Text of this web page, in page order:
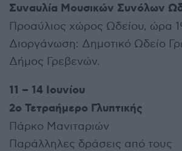
Συναυλία Μουσικών Συνόλων
Προαύλιος χώρος Ωδείου, ώρα
Διοργάνωση: Δημοτικό Ωδείο
Δήμος Γρεβενών.
11 – 14 Ιουνίου
2ο Τετραήμερο Γλυπτικής
Πάρκο Μανιταριών
Παράλληλες δράσεις από τους